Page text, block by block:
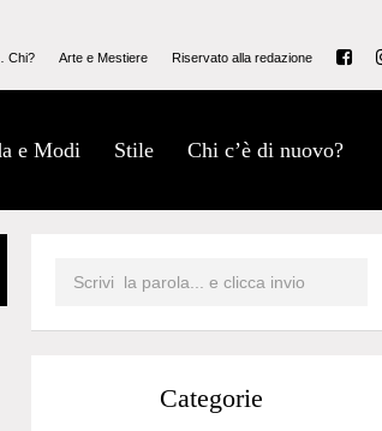
Chi? Arte e Mestiere Riservato alla redazione
e Modi Stile Chi c’è di nuovo?
Categorie